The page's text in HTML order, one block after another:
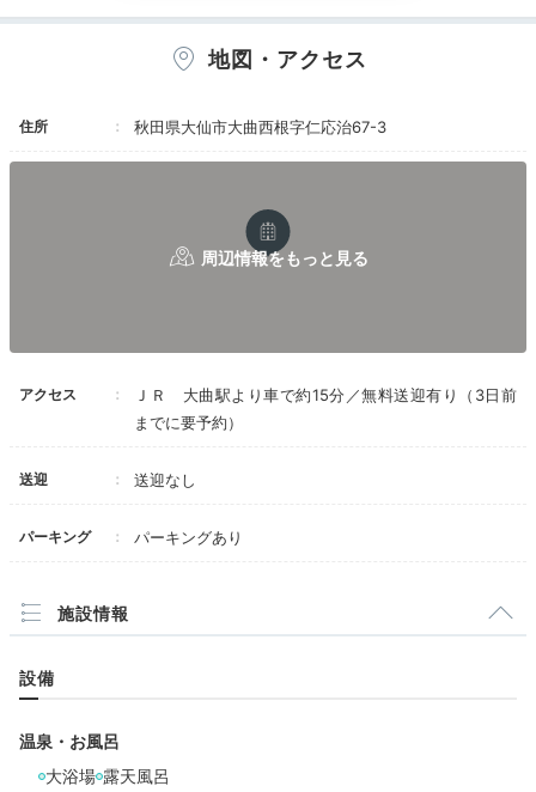
地図・アクセス
住所 秋田県大仙市大曲西根字仁応治67-3
アクセス
ＪＲ 大曲駅より車で約15分／無料送迎有り（3日前
までに要予約）
送迎 送迎なし
パーキング パーキングあり
施設情報
設備
温泉・お風呂
大浴場 露天風呂